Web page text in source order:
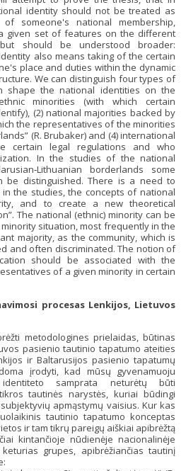
identity should not be treated as
someone's national membership,
given set of features on the different
should be understood broader:
also means taking of the certain
place and duties within the dynamic
We can distinguish four types of
shape the national identities on the
minorities (with which certain
(2) national majorities backed by
the representatives of the minorities
(R. Brubaker) and (4) international
certain legal regulations and who
In the studies of the national
borderlands some
be distinguished. There is a need to
the studies, the concepts of national
and to create a new theoretical
The national (ethnic) minority can be
situation, most frequently in the
majority, as the community, which is
and often discriminated. The notion of
should be associated with the
of a given minority in certain
procesas Lenkijos, Lietuvos
metodologines prielaidas, būtinas
pasienio tautinio tapatumo ateities
ir Baltarusijos pasienio tapatumų
įrodyti, kad mūsų gyvenamuoju
samprata neturėtų būti
tautinės narystės, kuriai būdingi
apmąstymų vaisius. Kur kas
tautinio tapatumo konceptas
ir tam tikrų pareigų aiškiai apibrėžtą
kintančioje nūdienėje nacionalinėje
grupes, apibrėžiančias tautinį